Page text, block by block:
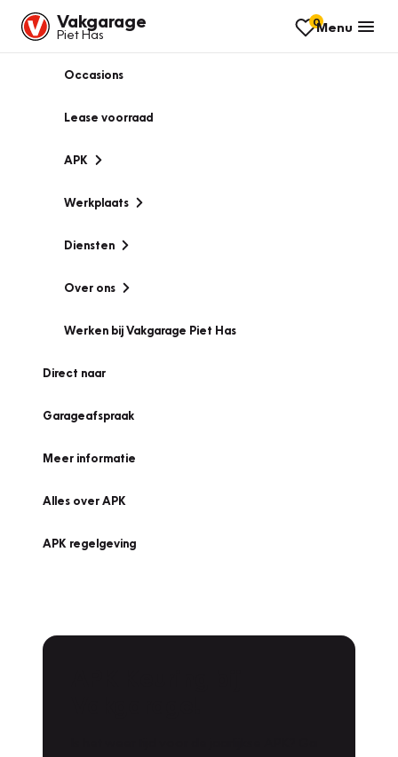
Vakgarage
Piet Has
0Menu
Occasions
Lease voorraad
APK
Werkplaats
Diensten
Over ons
Werken bij Vakgarage Piet Has
Direct naar
Garageafspraak
Meer informatie
Alles over APK
APK regelgeving